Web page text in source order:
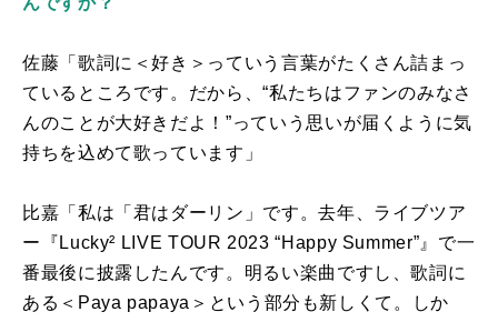
佐藤「歌詞に＜好き＞っていう言葉がたくさん詰まっ
ているところです。だから、“私たちはファンのみなさ
んのことが大好きだよ！”っていう思いが届くように気
持ちを込めて歌っています」
比嘉「私は「君はダーリン」です。去年、ライブツア
ー『 Lucky² LIVE TOUR 2023 “Happy Summer” 』で一
番最後に披露したんです。明るい楽曲ですし、歌詞に
ある＜ Paya papaya ＞という部分も新しくて。しか